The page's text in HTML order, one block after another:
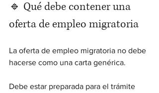
🔹 Qué debe contener una
oferta de empleo migratoria
La oferta de empleo migratoria no debe
hacerse como una carta genérica.
Debe estar preparada para el trámite